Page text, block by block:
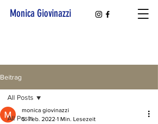
Monica Giovinazzi
Beitrag
All Posts
All Posts
monica giovinazzi
5. Feb. 2022 1 Min. Lesezeit